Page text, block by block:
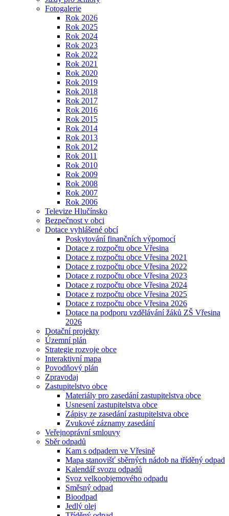
Fotogalerie
Rok 2026
Rok 2025
Rok 2024
Rok 2023
Rok 2022
Rok 2021
Rok 2020
Rok 2019
Rok 2018
Rok 2017
Rok 2016
Rok 2015
Rok 2014
Rok 2013
Rok 2012
Rok 2011
Rok 2010
Rok 2009
Rok 2008
Rok 2007
Rok 2006
Televize Hlučínsko
Bezpečnost v obci
Dotace vyhlášené obcí
Poskytování finančních výpomocí
Dotace z rozpočtu obce Vřesina
Dotace z rozpočtu obce Vřesina 2021
Dotace z rozpočtu obce Vřesina 2022
Dotace z rozpočtu obce Vřesina 2023
Dotace z rozpočtu obce Vřesina 2024
Dotace z rozpočtu obce Vřesina 2025
Dotace z rozpočtu obce Vřesina 2026
Dotace na podporu vzdělávání žáků ZŠ Vřesina
2026
Dotační projekty
Územní plán
Strategie rozvoje obce
Interaktivní mapa
Povodňový plán
Zpravodaj
Zastupitelstvo obce
Materiály pro zasedání zastupitelstva obce
Usnesení zastupitelstva obce
Zápisy ze zasedání zastupitelstva obce
Zvukové záznamy zasedání
Veřejnoprávní smlouvy
Sběr odpadů
Kam s odpadem ve Vřesině
Mapa stanovišť sběrných nádob na tříděný odpad
Kalendář svozu odpadů
Svoz velkoobjemového odpadu
Směsný odpad
Bioodpad
Jedlý olej